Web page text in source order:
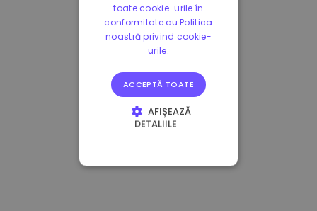
toate cookie-urile în
conformitate cu Politica
noastră privind cookie-
urile.
ACCEPTĂ TOATE
AFIȘEAZĂ
DETALIILE